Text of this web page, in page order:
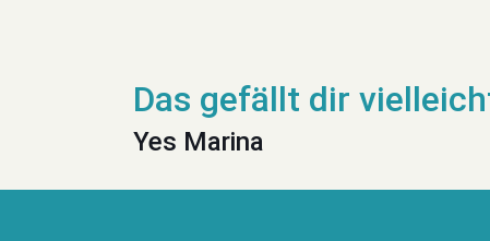
Yes Marina